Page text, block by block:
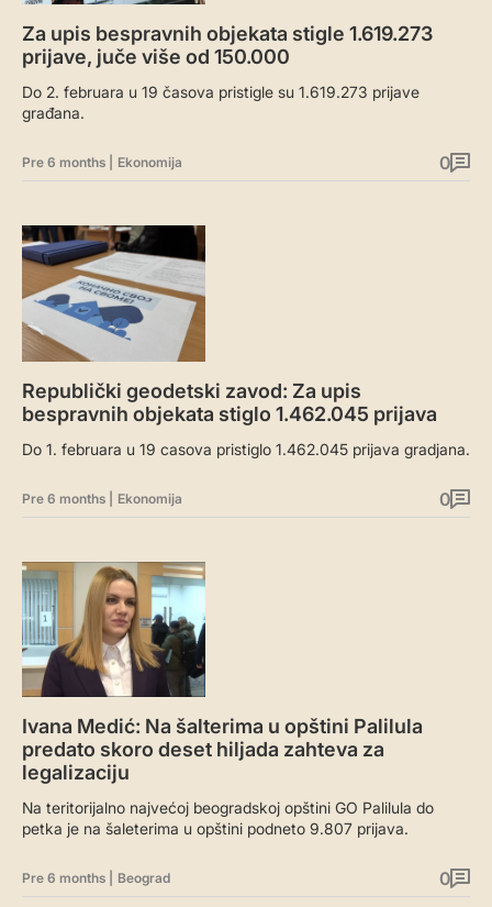
Za upis bespravnih objekata stigle 1.619.273
prijave, juče više od 150.000
Do 2. februara u 19 časova pristigle su 1.619.273 prijave
građana.
Pre 6 months Ekonomija 0
Republički geodetski zavod: Za upis
bespravnih objekata stiglo 1.462.045 prijava
Do 1. februara u 19 casova pristiglo 1.462.045 prijava gradjana.
Pre 6 months Ekonomija 0
Ivana Medić: Na šalterima u opštini Palilula
predato skoro deset hiljada zahteva za
legalizaciju
Na teritorijalno najvećoj beogradskoj opštini GO Palilula do
petka je na šaleterima u opštini podneto 9.807 prijava.
Pre 6 months Beograd 0